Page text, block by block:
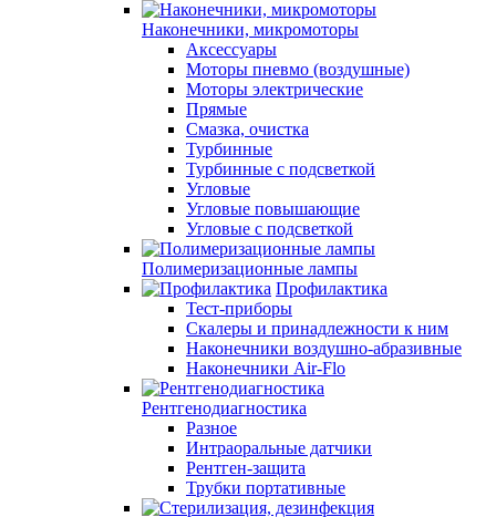
Наконечники, микромоторы
Аксессуары
Моторы пневмо (воздушные)
Моторы электрические
Прямые
Смазка, очистка
Турбинные
Турбинные с подсветкой
Угловые
Угловые повышающие
Угловые с подсветкой
Полимеризационные лампы
Профилактика
Тест-приборы
Скалеры и принадлежности к ним
Наконечники воздушно-абразивные
Наконечники Air-Flo
Рентгенодиагностика
Разное
Интраоральные датчики
Рентген-защита
Трубки портативные